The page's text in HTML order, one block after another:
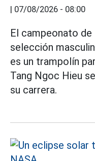
| 07/08/2026 - 08:00
El campeonato de
selección
es un trampolín
Tang Ngoc Hieu
su carrera.